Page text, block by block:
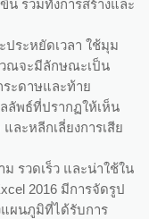
รวมทั้งการสร้างและ
ระหยัดเวลา ใช้มุม
วณจะมีลักษณะเป็น
ะดาษและท้าย
ลัพธ์ที่ปรากฏให้เห็น
ละหลีกเลี่ยงการเสีย
รวดเร็ว และน่าใช้ใน
2016 มีการจัดรูป
แผนภูมิที่ได้รับการ